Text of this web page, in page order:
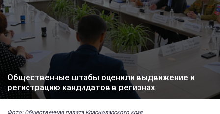
Общественные штабы оценили выдвижение и
регистрацию кандидатов в регионах
Фото: Общественная палата Краснодарского края